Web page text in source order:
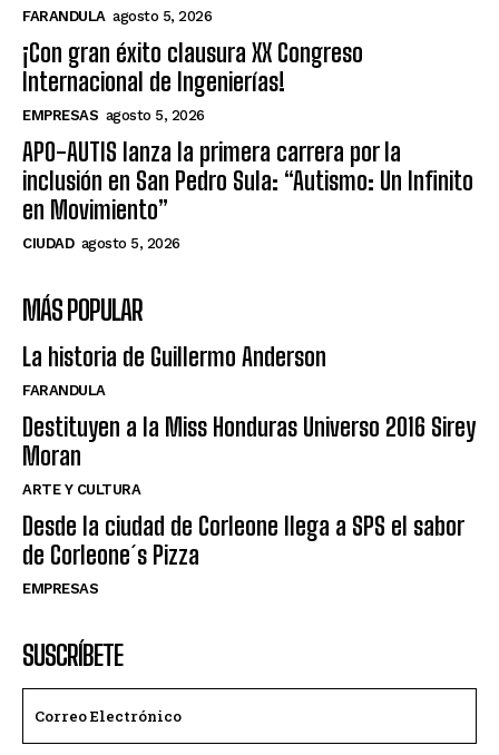
FARANDULA agosto 5, 2026
¡Con gran éxito clausura XX Congreso
Internacional de Ingenierías!
EMPRESAS agosto 5, 2026
APO-AUTIS lanza la primera carrera por la
inclusión en San Pedro Sula: “Autismo: Un Infinito
en Movimiento”
CIUDAD agosto 5, 2026
MÁS POPULAR
La historia de Guillermo Anderson
FARANDULA
Destituyen a la Miss Honduras Universo 2016 Sirey
Moran
ARTE Y CULTURA
Desde la ciudad de Corleone llega a SPS el sabor
de Corleone´s Pizza
EMPRESAS
SUSCRÍBETE